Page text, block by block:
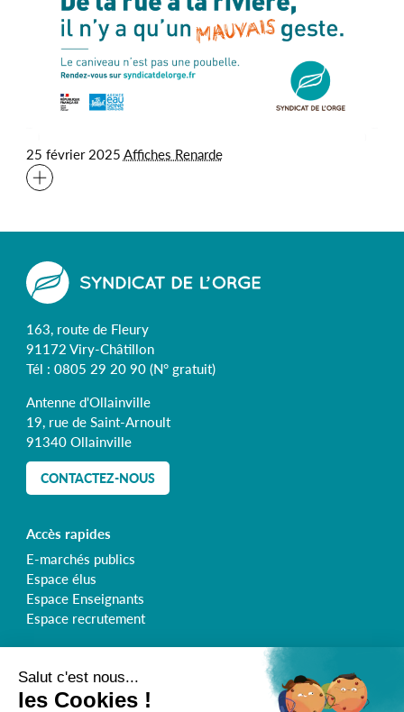
25 février 2025Affiches Renarde
163, route de Fleury
91172 Viry-Châtillon
Tél : 0805 29 20 90(N° gratuit)
Antenne d'Ollainville
19, rue de Saint-Arnoult
91340 Ollainville
CONTACTEZ-NOUS
Accès rapides
E-marchés publics
Espace élus
Espace Enseignants
Espace recrutement
Retrouvez le Syndicat de l'Orge sur :